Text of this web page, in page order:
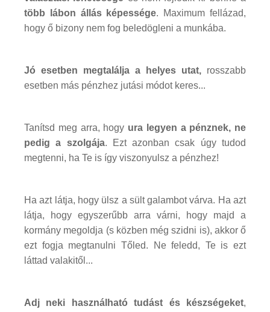
több lábon állás képessége. Maximum fellázad,
hogy ő bizony nem fog beledögleni a munkába.
Jó esetben megtalálja a helyes utat, rosszabb
esetben más pénzhez jutási módot keres...
Tanítsd meg arra, hogy ura legyen a pénznek, ne
pedig a szolgája. Ezt azonban csak úgy tudod
megtenni, ha Te is így viszonyulsz a pénzhez!
Ha azt látja, hogy ülsz a sült galambot várva. Ha azt
látja, hogy egyszerűbb arra várni, hogy majd a
kormány megoldja (s közben még szidni is), akkor ő
ezt fogja megtanulni Tőled. Ne feledd, Te is ezt
láttad valakitől...
Adj neki használható tudást és készségeket,